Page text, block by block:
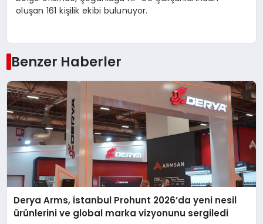
oluşan 161 kişilik ekibi bulunuyor.
Benzer Haberler
Derya Arms, İstanbul Prohunt 2026’da yeni nesil
ürünlerini ve global marka vizyonunu sergiledi